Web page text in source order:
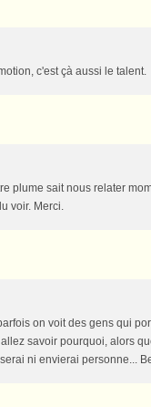
c'est çà aussi le talent.
plume sait nous relater
voir. Merci.
on voit des gens qui
savoir pourquoi, alors
ni envierai personne...